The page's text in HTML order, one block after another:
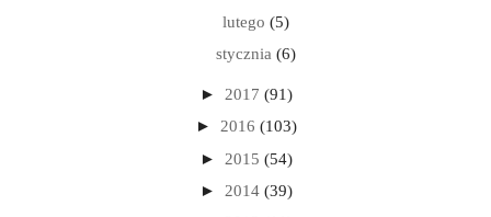
lutego (5)
stycznia (6)
► 2017 (91)
► 2016 (103)
► 2015 (54)
► 2014 (39)